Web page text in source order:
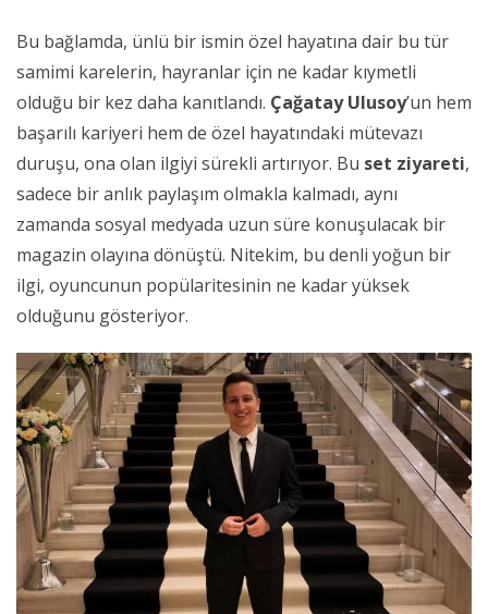
Bu bağlamda, ünlü bir ismin özel hayatına dair bu tür
samimi karelerin, hayranlar için ne kadar kıymetli
olduğu bir kez daha kanıtlandı. Çağatay Ulusoy’un hem
başarılı kariyeri hem de özel hayatındaki mütevazı
duruşu, ona olan ilgiyi sürekli artırıyor. Bu set ziyareti,
sadece bir anlık paylaşım olmakla kalmadı, aynı
zamanda sosyal medyada uzun süre konuşulacak bir
magazin olayına dönüştü. Nitekim, bu denli yoğun bir
ilgi, oyuncunun popülaritesinin ne kadar yüksek
olduğunu gösteriyor.